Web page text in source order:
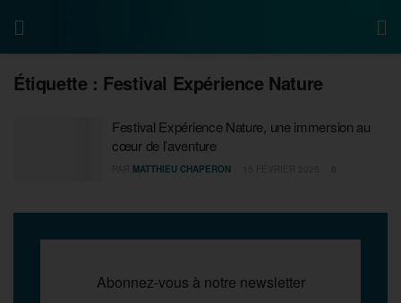
Étiquette : Festival Expérience Nature
Festival Expérience Nature, une immersion au
cœur de l’aventure
MATTHIEU CHAPERON
Abonnez-vous à notre newsletter